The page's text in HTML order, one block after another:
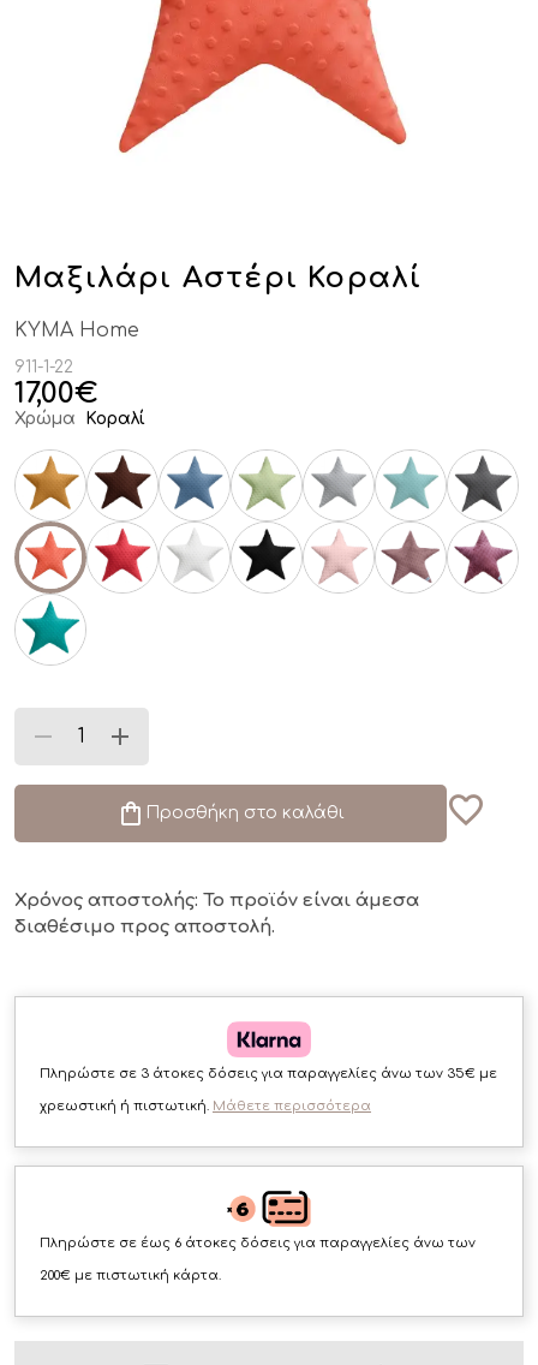
Μαξιλάρι Αστέρι Κοραλί
KYMA Home
911-1-22
17,00€
Χρώμα Κοραλί
Προσθήκη στο καλάθι
Χρόνος αποστολής: Το προϊόν είναι άμεσα
διαθέσιμο προς αποστολή.
Πληρώστε σε 3 άτοκες δόσεις για παραγγελίες άνω των 35€ με
χρεωστική ή πιστωτική. Μάθετε περισσότερα
Πληρώστε σε έως 6 άτοκες δόσεις για παραγγελίες άνω των
200€ με πιστωτική κάρτα.